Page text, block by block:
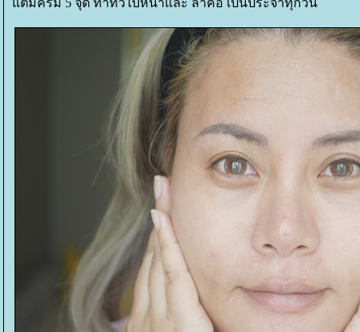
ต้มครีม 5 จุด ทาทั่วใบหน้าและ ลำคอ เป็นประจำทุกวัน